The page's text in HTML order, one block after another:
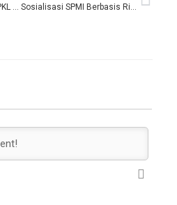
MAHASISWA PRODI GIZI PKL MSPM Di RSUD TANGERANG
Sosialisasi SPMI Berbasis Risiko